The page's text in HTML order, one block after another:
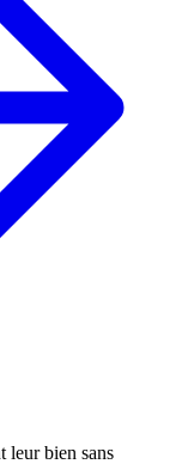
leur bien sans